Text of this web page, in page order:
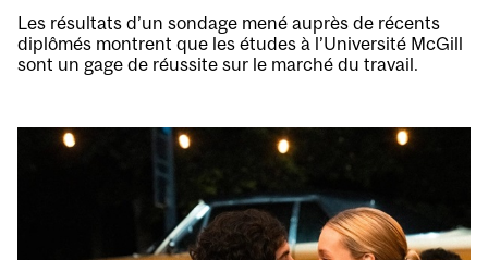
Les résultats d’un sondage mené auprès de récents
diplômés montrent que les études à l’Université McGill
sont un gage de réussite sur le marché du travail.